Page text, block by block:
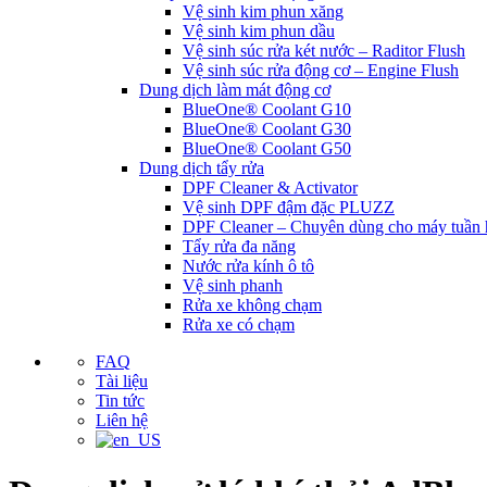
Vệ sinh kim phun xăng
Vệ sinh kim phun dầu
Vệ sinh súc rửa két nước – Raditor Flush
Vệ sinh súc rửa động cơ – Engine Flush
Dung dịch làm mát động cơ
BlueOne® Coolant G10
BlueOne® Coolant G30
BlueOne® Coolant G50
Dung dịch tẩy rửa
DPF Cleaner & Activator
Vệ sinh DPF đậm đặc PLUZZ
DPF Cleaner – Chuyên dùng cho máy tuần
Tẩy rửa đa năng
Nước rửa kính ô tô
Vệ sinh phanh
Rửa xe không chạm
Rửa xe có chạm
FAQ
Tài liệu
Tin tức
Liên hệ